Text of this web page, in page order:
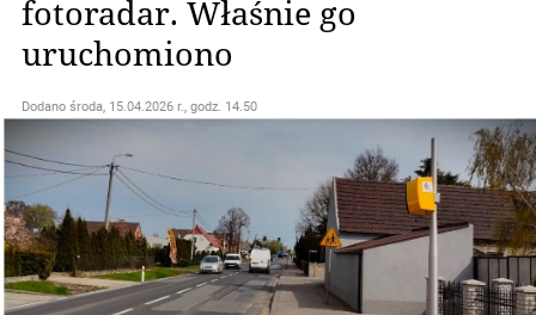
fotoradar. Właśnie go
uruchomiono
Dodano środa, 15.04.2026 r., godz. 14.50